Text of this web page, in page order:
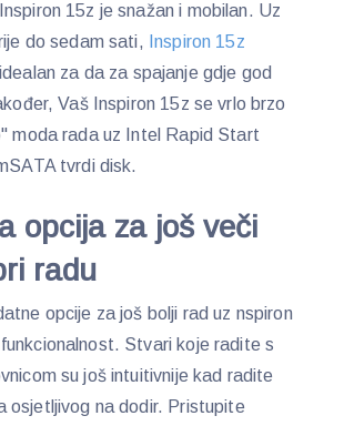
15z je snažan i mobilan. Uz
do sedam sati,
Inspiron 15z
za da za spajanje gdje god
Vaš Inspiron 15z se vrlo brzo
moda rada uz Intel Rapid Start
tvrdi disk.
opcija za još veči
radu
opcije za još bolji rad uz nspiron
Stvari koje radite s
su još intuitivnije kad radite
osjetljivog na dodir. Pristupite